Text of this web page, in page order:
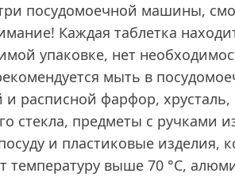
посудомоечной машины,
Каждая таблетка
упаковке, нет
мыть в
расписной фарфор, хрусталь,
стекла, предметы с ручками
и пластиковые изделия,
температуру выше 70 °С,